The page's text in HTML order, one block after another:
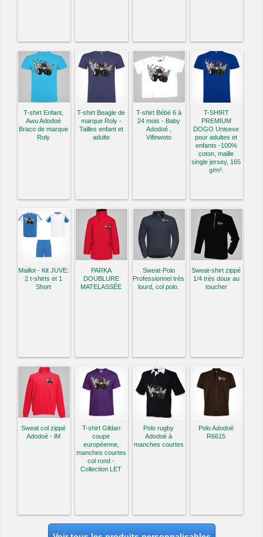
T-shirt Enfant,
Awu Adodoé
Braco de marque
Roly
T-shirt Beagle de
marque Roly -
Tailles enfant et
adulte
T-shirt Bébé 6 à
24 mois - Baby
Adodoé ,
Vifinwoto
T-SHIRT
PREMIUM
DOGO Unisexe
pour adultes et
enfants -100%
coton, maille
single jersey, 165
g/m².
Maillot - Kit JUVE:
2 t-shirts et 1
Short
PARKA
DOUBLURE
MATELASSÉE
Sweat-Polo
Professionnel très
lourd, col polo.
Sweat-shirt zippé
1/4 très doux au
toucher
Sweat col zippé
Adodoé - iM
T-shirt Gildan
coupe
européenne,
manches courtes
col rond -
Collection LET
Polo rugby
Adodoé à
manches courtes
Polo Adodoé
R6615